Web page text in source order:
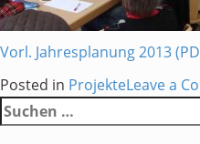
Vorl. Jahresplanung 2013
Posted in ProjekteLeave a
Suchen
nach: